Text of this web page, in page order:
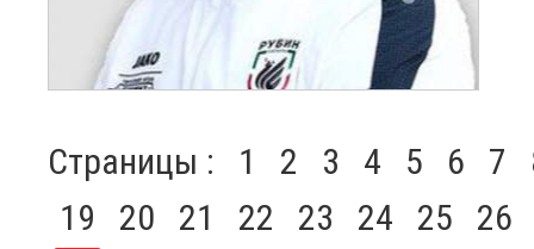
Страницы : 1 2 3 4 5 6 7
19
20 21 22 23 24 25
26